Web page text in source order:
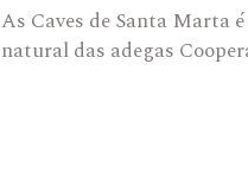
As Caves de Santa Marta
natural das adegas